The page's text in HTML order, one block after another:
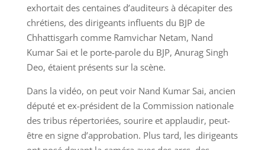
exhortait des centaines d’auditeurs à décapiter des
chrétiens, des dirigeants influents du BJP de
Chhattisgarh comme Ramvichar Netam, Nand
Kumar Sai et le porte-parole du BJP, Anurag Singh
Deo, étaient présents sur la scène.
Dans la vidéo, on peut voir Nand Kumar Sai, ancien
député et ex-président de la Commission nationale
des tribus répertoriées, sourire et applaudir, peut-
être en signe d’approbation. Plus tard, les dirigeants